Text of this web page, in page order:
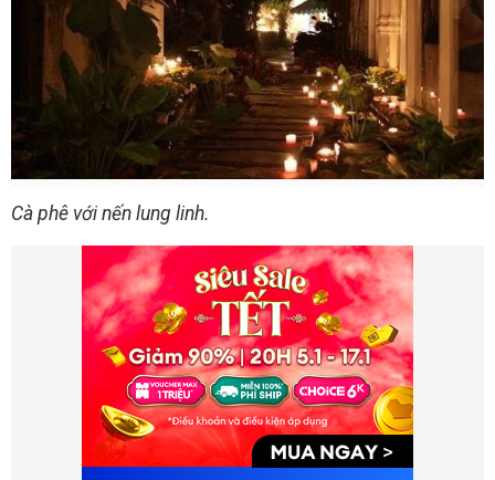
Cà phê với nến lung linh.